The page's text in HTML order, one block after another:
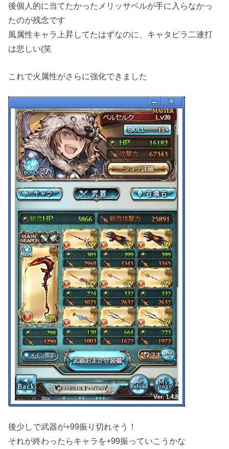
後個人的に当てたかったメリッサベルが手に入らなかっ
たのが残念です
風属性キャラ上昇してたはずなのに、キャタピラ二連打
は悲しい(笑
これで火属性がさらに強化できました
後少しで武器が+99振り切れそう！
それが終わったらキャラを+99振っていこうかな